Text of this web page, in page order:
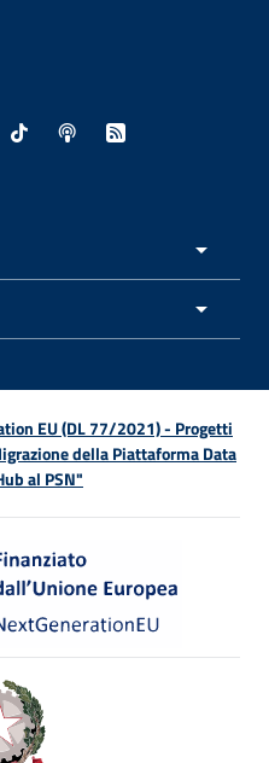
in nuova finestra
in nuova finestra
esterno - Apertura in
Sito esterno - Apertura in
- Sito esterno -
TikTok - Sito esterno -
Spreaker - Sito
Feed RSS -
EU (DL 77/2021) - Progetti
della Piattaforma Data
al PSN"